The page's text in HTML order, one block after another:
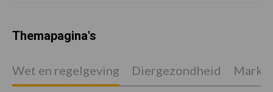
Themapagina's
Wet en regelgeving Diergezondheid